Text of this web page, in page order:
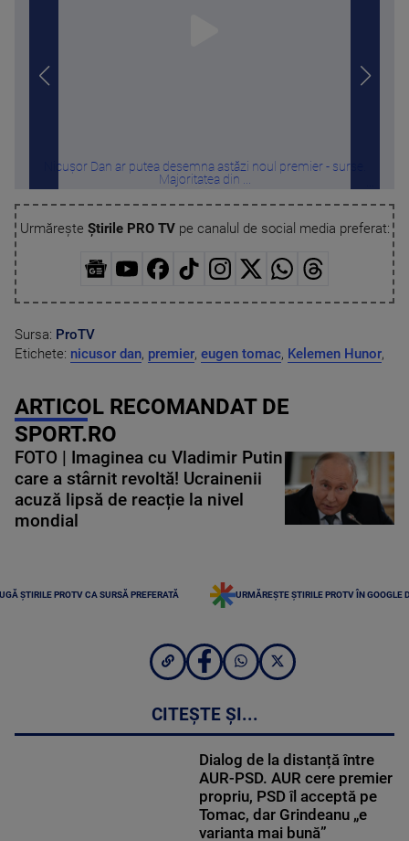
Nicușor Dan ar putea desemna astăzi noul premier - surse.
Majoritatea din ...
Urmărește Știrile PRO TVpe canalul de social media preferat:
Sursa: ProTV
Etichete: nicusor dan, premier, eugen tomac, Kelemen Hunor,
ARTICOL RECOMANDAT DE
SPORT.RO
FOTO | Imaginea cu Vladimir Putin
care a stârnit revoltă! Ucrainenii
acuză lipsă de reacție la nivel
mondial
ȘTIRILE PROTV CA SURSĂ PREFERATĂ URMĂREȘTE ȘTIRILE PROTV ÎN GOOGLE
CITEȘTE ȘI...
Dialog de la distanță între
AUR-PSD. AUR cere premier
propriu, PSD îl acceptă pe
Tomac, dar Grindeanu „e
varianta mai bună”